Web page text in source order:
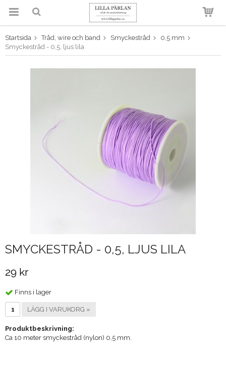
Produkten har blivit tillagd i
Startsida Tråd, wire och band Smyckestråd
0,5 mm
Smyckestråd - 0,5, ljus lila
SMYCKESTRÅD - 0,5, LJUS LILA
29 kr
Finns i lager
LÄGG I VARUKORG »
Produktbeskrivning:
Ca 10 meter smyckestråd (nylon) 0,5 mm.